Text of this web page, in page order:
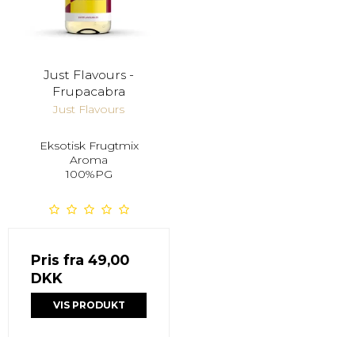
Just Flavours -
Frupacabra
Just Flavours
Eksotisk Frugtmix
Aroma
100%PG
Pris fra 49,00
DKK
VIS PRODUKT